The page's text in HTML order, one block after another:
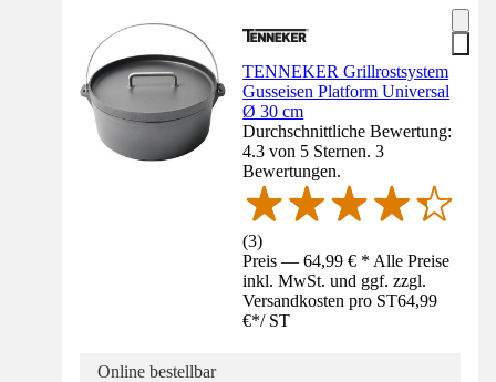
TENNEKER Grillrostsystem
Gusseisen Platform Universal
Ø 30 cm
Durchschnittliche Bewertung:
4.3 von 5 Sternen. 3
Bewertungen.
(3)
Preis — 64,99 € * Alle Preise
inkl. MwSt. und ggf. zzgl.
Versandkosten pro ST64,99
€*/ ST
Online bestellbar